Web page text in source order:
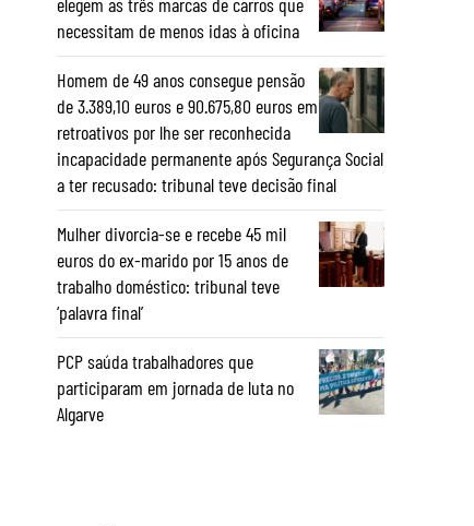
necessitam de menos idas à oficina
Homem de 49 anos consegue pensão
de 3.389,10 euros e 90.675,80 euros em
retroativos por lhe ser reconhecida
incapacidade permanente após Segurança Social
a ter recusado: tribunal teve decisão final
Mulher divorcia-se e recebe 45 mil
euros do ex-marido por 15 anos de
trabalho doméstico: tribunal teve
‘palavra final’
PCP saúda trabalhadores que
participaram em jornada de luta no
Algarve